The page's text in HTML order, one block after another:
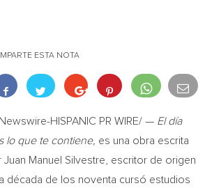
ESTA NOTA
HISPANIC PR WIRE/ — El día
lo que te contiene, es una obra escrita
Juan Manuel Silvestre , escritor de origen
década de los noventa cursó estudios